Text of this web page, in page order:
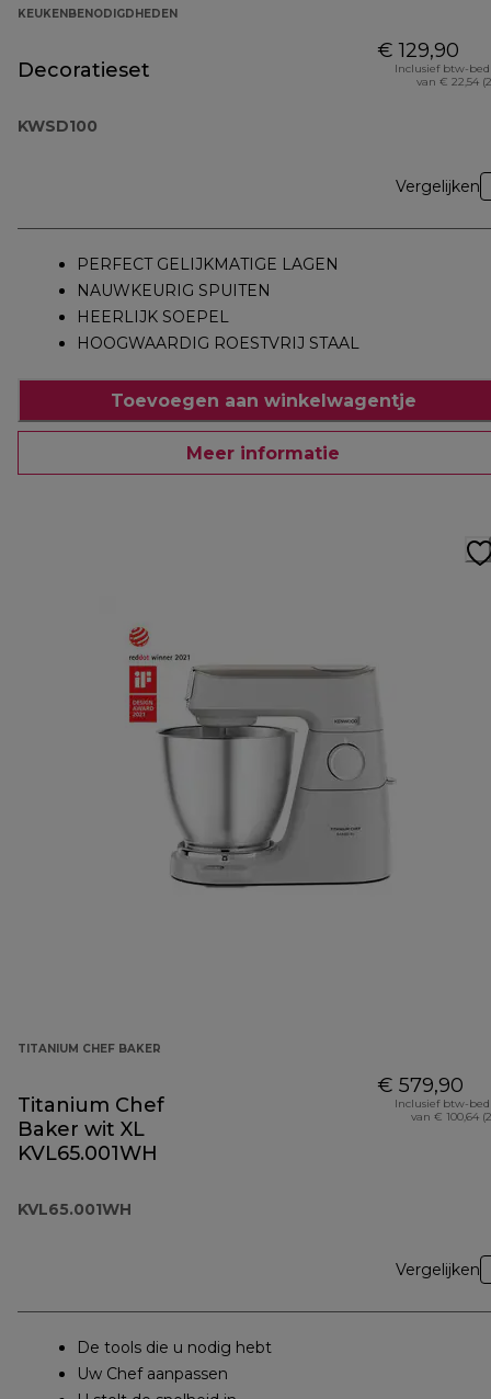
KEUKENBENODIGDHEDEN
Decoratieset
KWSD100
€ 129,90
Inclusief btw-
van € 22,54
Vergelijken
PERFECT GELIJKMATIGE LAGEN
NAUWKEURIG SPUITEN
HEERLIJK SOEPEL
HOOGWAARDIG ROESTVRIJ STAAL
Toevoegen aan winkelwagentje
Meer informatie
TITANIUM CHEF BAKER
Titanium Chef
Baker wit XL
KVL65.001WH
KVL65.001WH
€ 579,90
Inclusief btw-
van € 100,64
Vergelijken
De tools die u nodig hebt
Uw Chef aanpassen